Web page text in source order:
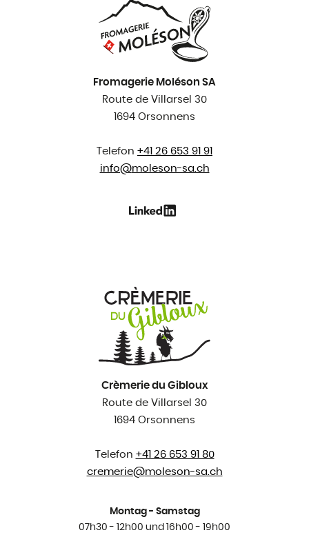
Fromagerie Moléson SA
Route de Villarsel 30
1694 Orsonnens
Telefon +41 26 653 91 91
info@moleson-sa.ch
Crèmerie du Gibloux
Route de Villarsel 30
1694 Orsonnens
Telefon +41 26 653 91 80
cremerie@moleson-sa.ch
Montag - Samstag
07h30 - 12h00 und 16h00 - 19h00